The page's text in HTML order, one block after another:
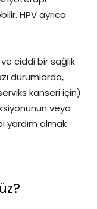
HPV ayrıca
ciddi bir sağlık
durumlarda,
kanseri için)
veya
yardım almak